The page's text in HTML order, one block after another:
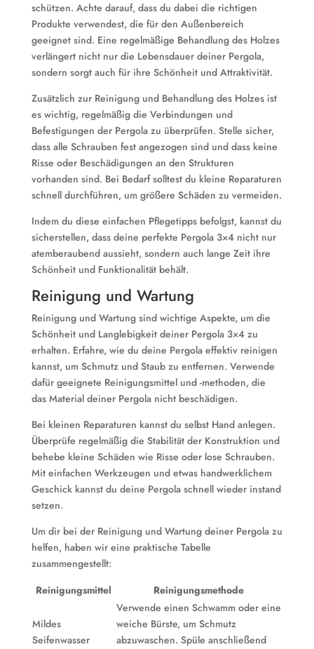
schützen. Achte darauf, dass du dabei die richtigen
Produkte verwendest, die für den Außenbereich
geeignet sind. Eine regelmäßige Behandlung des Holzes
verlängert nicht nur die Lebensdauer deiner Pergola,
sondern sorgt auch für ihre Schönheit und Attraktivität.
Zusätzlich zur Reinigung und Behandlung des Holzes ist
es wichtig, regelmäßig die Verbindungen und
Befestigungen der Pergola zu überprüfen. Stelle sicher,
dass alle Schrauben fest angezogen sind und dass keine
Risse oder Beschädigungen an den Strukturen
vorhanden sind. Bei Bedarf solltest du kleine Reparaturen
schnell durchführen, um größere Schäden zu vermeiden.
Indem du diese einfachen Pflegetipps befolgst, kannst du
sicherstellen, dass deine perfekte Pergola 3×4 nicht nur
atemberaubend aussieht, sondern auch lange Zeit ihre
Schönheit und Funktionalität behält.
Reinigung und Wartung
Reinigung und Wartung sind wichtige Aspekte, um die
Schönheit und Langlebigkeit deiner Pergola 3×4 zu
erhalten. Erfahre, wie du deine Pergola effektiv reinigen
kannst, um Schmutz und Staub zu entfernen. Verwende
dafür geeignete Reinigungsmittel und -methoden, die
das Material deiner Pergola nicht beschädigen.
Bei kleinen Reparaturen kannst du selbst Hand anlegen.
Überprüfe regelmäßig die Stabilität der Konstruktion und
behebe kleine Schäden wie Risse oder lose Schrauben.
Mit einfachen Werkzeugen und etwas handwerklichem
Geschick kannst du deine Pergola schnell wieder instand
setzen.
Um dir bei der Reinigung und Wartung deiner Pergola zu
helfen, haben wir eine praktische Tabelle
zusammengestellt:
Reinigungsmittel
Reinigungsmethode
Mildes
Seifenwasser
Verwende einen Schwamm oder eine
weiche Bürste, um Schmutz
abzuwaschen. Spüle anschließend